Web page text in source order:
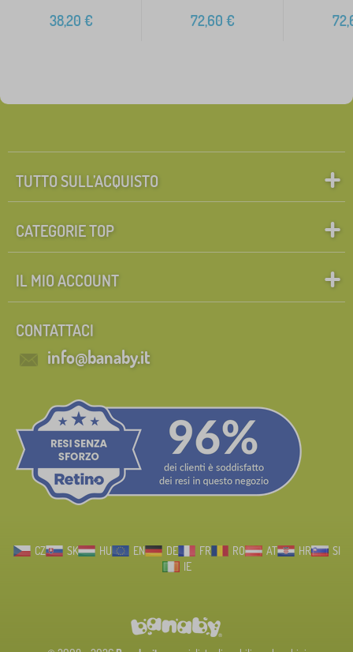
38,20 € 72,60 €
TUTTO SULL’ACQUISTO
CATEGORIE TOP
IL MIO ACCOUNT
CONTATTACI
info@banaby.it
CZ SK HU EN DE FR RO AT HR
SI
IE